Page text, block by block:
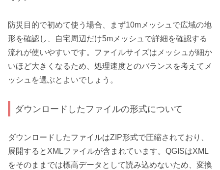
防災目的で初めて使う場合、まず10mメッシュで広域の地
形を確認し、自宅周辺だけ5mメッシュで詳細を確認する
流れが使いやすいです。ファイルサイズはメッシュが細か
いほど大きくなるため、処理速度とのバランスを考えてメ
ッシュを選ぶとよいでしょう。
ダウンロードしたファイルの形式について
ダウンロードしたファイルはZIP形式で圧縮されており、
展開するとXMLファイルが含まれています。QGISはXML
をそのままでは標高データとして読み込めないため、変換